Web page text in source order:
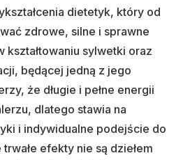
dietetyk, który od
zdrowe, silne i sprawne
kształtowaniu sylwetki oraz
będącej jedną z jego
że długie i pełne energii
dlatego stawia na
i indywidualne podejście do
efekty nie są dziełem